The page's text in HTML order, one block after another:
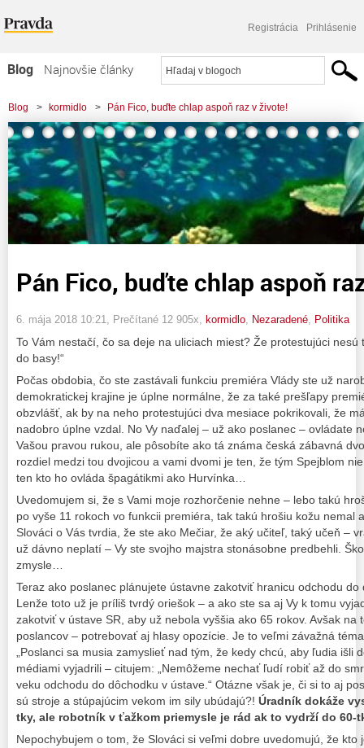
Registrácia Prihlásenie
Blog
Najnovšie články
Najčítanejšie články
Najkomentovanejšie články
Zoznam blogov
Komerčné blogy
Blog > kormidlo > Pán Fico, buďte chlap aspoň raz v živote!
Pán Fico, buďte chlap aspoň
6. mája 2018 10:21 , Prečítané 12 905x, kormidlo Nezaradené Politika
To Vám nestačí, čo sa deje na uliciach miest? Že protestujúci nesú
do basy!“
Počas obdobia, čo ste zastávali funkciu premiéra Vlády ste už
demokratickej krajine je úplne normálne, že za také prešľapy
obzvlášť, ak by na neho protestujúci dva mesiace pokrikovali, že
nadobro úplne vzdal. No Vy naďalej – už ako poslanec – ovládate
Vašou pravou rukou, ale pôsobíte ako tá známa česká zábavná
rozdiel medzi tou dvojicou a vami dvomi je ten, že tým Spejblom
ten kto ho ovláda špagátikmi ako Hurvínka…
Uvedomujem si, že s Vami moje rozhorčenie nehne – lebo takú
po vyše 11 rokoch vo funkcii premiéra, tak takú hrošiu kožu nemal
Slováci o Vás tvrdia, že ste ako Mečiar, že aký učiteľ, taký učeň –
už dávno neplatí – Vy ste svojho majstra stonásobne predbehli.
zmysle…
Teraz ako poslanec plánujete ústavne zakotviť hranicu odchodu
Lenže toto už je príliš tvrdý oriešok – a ako ste sa aj Vy k tomu
zakotviť v ústave SR, aby už nebola vyššia ako 65 rokov. Avšak na
poslancov – potrebovať aj hlasy opozície. Je to veľmi závažná
„Poslanci sa musia zamyslieť nad tým, že kedy chcú, aby ľudia išli
médiami vyjadrili – citujem: „Nemôžeme nechať ľudí robiť až do
veku odchodu do dôchodku v ústave.“ Otázne však je, či si to aj
sú stroje a stúpajúcim vekom im sily ubúdajú?! Úradník dokáže
tky, ale robotník v ťažkom priemysle je rád ak to vydrží do 60-
Nepochybujem o tom, že Slováci si veľmi dobre uvedomujú, že kto